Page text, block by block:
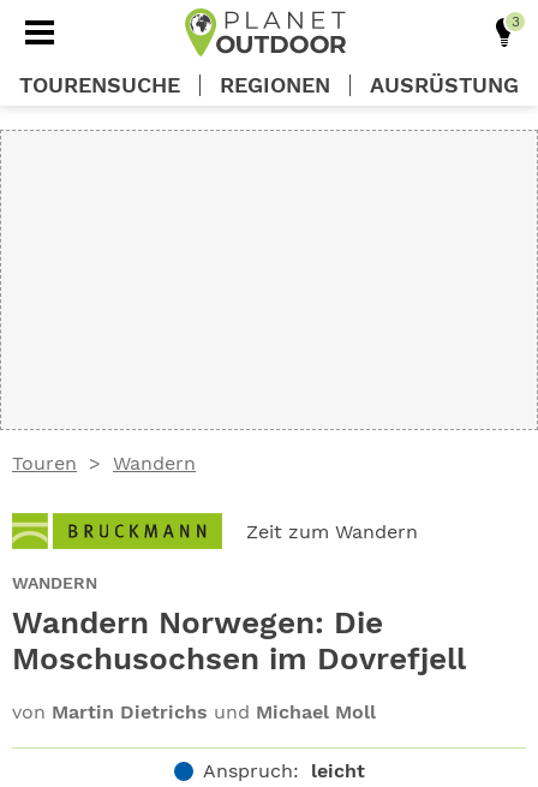
Touren Wandern
Zeit zum Wandern
WANDERN
Wandern Norwegen: Die
Moschusochsen im Dovrefjell
von Martin Dietrichs und Michael Moll
Anspruch: leicht
TOURENSUCHE REGIONEN AUSRÜSTUNG
ABO
GEWINNEN
NEWSLETTER